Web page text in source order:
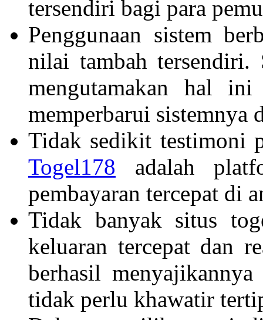
tersendiri bagi para
Penggunaan sistem
nilai tambah tersendiri.
mengutamakan hal
memperbarui sistemnya
Tidak sedikit testimoni
Togel178 adalah
pembayaran tercepat di
Tidak banyak situs
keluaran tercepat dan
berhasil
tidak perlu khawatir